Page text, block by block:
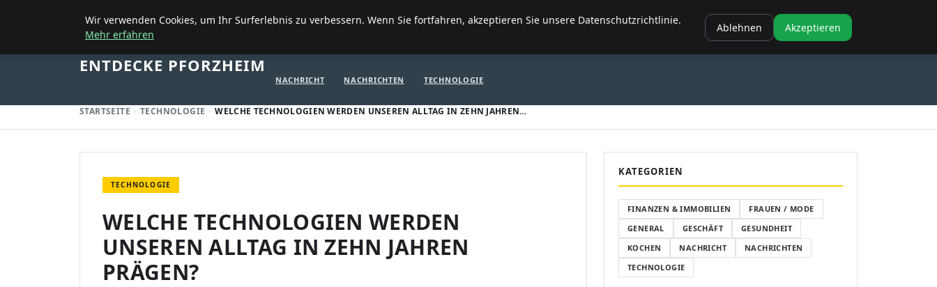
FINANZEN & IMMOBILIENFRAUEN / MODEGENERALGESCHÄFT
ENTDECKE PFORZHEIM
NACHRICHT NACHRICHTEN TECHNOLOGIE
STARTSEITE TECHNOLOGIE WELCHE TECHNOLOGIEN WERDEN UNSEREN ALLTAG IN ZEHN JAHREN…
TECHNOLOGIE
WELCHE TECHNOLOGIEN WERDEN
UNSEREN ALLTAG IN ZEHN JAHREN
PRÄGEN?
KATEGORIEN
FINANZEN & IMMOBILIEN
FRAUEN / MODE
GENERAL
GESCHÄFT
GESUNDHEIT
KOCHEN
NACHRICHT
NACHRICHTEN
TECHNOLOGIE
Wir verwenden Cookies, um Ihr Surferlebnis zu verbessern. Wenn Sie fortfahren, akzeptieren Sie unsere Datenschutzrichtlinie.
Mehr erfahren
Ablehnen Akzeptieren